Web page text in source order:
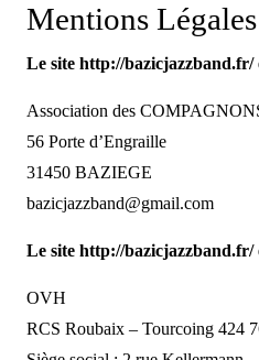
Mentions Légales
Le site http://bazicjazzband.fr/
Association des
56 Porte d’Engraille
31450 BAZIEGE
bazicjazzband@gmail.com
Le site http://bazicjazzband.fr/
OVH
RCS Roubaix – Tourcoing 424